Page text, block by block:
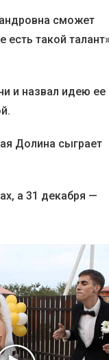
сможет
есть такой
и назвал идею ее
Долина сыграет
а 31 декабря —